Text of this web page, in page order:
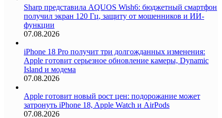
Sharp представила AQUOS Wish6: бюджетный смартфон
получил экран 120 Гц, защиту от мошенников и ИИ-
функции
07.08.2026
iPhone 18 Pro получит три долгожданных изменения:
Apple готовит серьезное обновление камеры, Dynamic
Island и модема
07.08.2026
Apple готовит новый рост цен: подорожание может
затронуть iPhone 18, Apple Watch и AirPods
07.08.2026